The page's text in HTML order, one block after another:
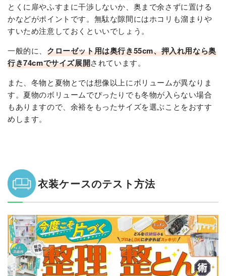
とくに扉やふすまに干渉しないか、奥まで余さずに置ける
かなどがポイントです。無駄な隙間にはホコリも溜まりや
すいため注意しておくといいでしょう。
一般的に、 クローゼット用は奥行き55cm、押入れ用なら奥
行き74cmでサイズ展開されています。
また、冬物と夏物とでは想像以上にボリュームが異なりま
す。夏物のボリュームでぴったりでも冬物が入らない場合
もありますので、余裕をもったサイズを選ぶことをおすす
めします。
衣装ケースのテスト方法